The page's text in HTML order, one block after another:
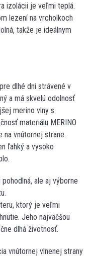
izolácii je veľmi teplá.
lezení na vrcholkoch
takže je ideálnym
dlhé dni strávené v
a má skvelú odolnosť
merino vlny s
materiálu MERINO
na vnútornej strane.
ľahký a vysoko
ale aj výborne
ktorý je veľmi
Jeho najväčšou
dlhá životnosť.
vnútornej vlnenej strany